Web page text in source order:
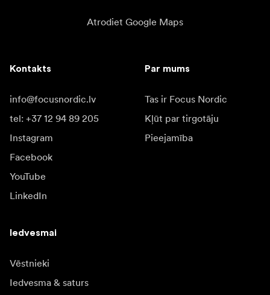
Atrodiet Google Maps
Kontakts
info@focusnordic.lv
tel: +37 12 94 89 205
Instagram
Facebook
YouTube
LinkedIn
Par mums
Tas ir Focus Nordic
Kļūt par tirgotāju
Pieejamība
Iedvesmai
Vēstnieki
Iedvesma & saturs